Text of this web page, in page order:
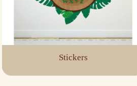
Stickers